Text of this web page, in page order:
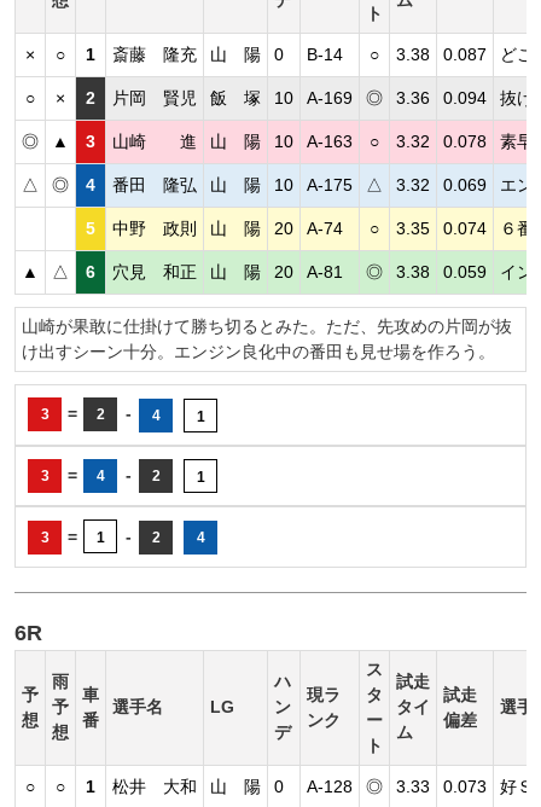
ト
× ○ 1 斎藤 隆充 山 陽 0 B-14 ○ 3.38 0.087 どこ
○ × 2 片岡 賢児 飯 塚 10 A-169 ◎ 3.36 0.094 抜け
◎ ▲ 3 山崎 進 山 陽 10 A-163 ○ 3.32 0.078 素早
△ ◎ 4 番田 隆弘 山 陽 10 A-175 △ 3.32 0.069 エン
5 中野 政則 山 陽 20 A-74 ○ 3.35 0.074 ６番
▲ △ 6 穴見 和正 山 陽 20 A-81 ◎ 3.38 0.059 イン
山崎が果敢に仕掛けて勝ち切るとみた。ただ、先攻めの片岡が抜
け出すシーン十分。エンジン良化中の番田も見せ場を作ろう。
3 = 2 - 4 1
3 = 4 - 2 1
3 = 1 - 2 4
6R
予
想
雨
予
想
車
番
選手名 LG
ハ
ン
デ
現ラ
ンク
ス
タ
ー
ト
試走
タイ
ム
試走
偏差
選手
○ ○ 1 松井 大和 山 陽 0 A-128 ◎ 3.33 0.073 好Ｓ